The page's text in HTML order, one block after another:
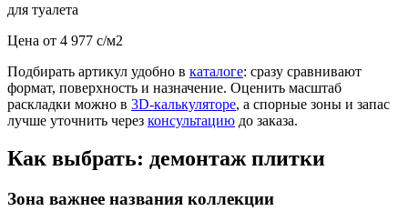
для туалета
Цена от 4 977 c/м2
Подбирать артикул удобно в каталоге: сразу сравнивают
формат, поверхность и назначение. Оценить масштаб
раскладки можно в 3D-калькуляторе, а спорные зоны и запас
лучше уточнить через консультацию до заказа.
Как выбрать: демонтаж плитки
Зона важнее названия коллекции